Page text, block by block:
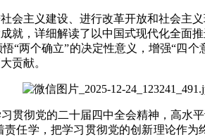
会主义建设、进行改革开放和社会主
就，详细解读了以中国式现代化全面
两个确立”的决定性意义，增强“四
贡献。
贯彻党的二十届四中全会精神，高水
任学，把学习贯彻党的创新理论作